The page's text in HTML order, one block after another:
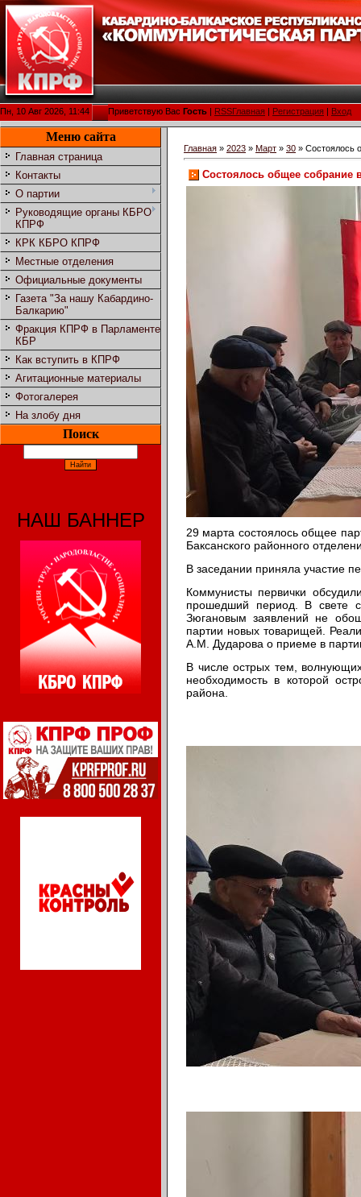
Пн, 10 Авг 2026, 11:44 Приветствую Вас Гость RSSГлавная Регистрация Вход
Меню сайта
Главная страница
Контакты
О партии
Руководящие органы КБРО
КПРФ
КРК КБРО КПРФ
Местные отделения
Официальные документы
Газета "За нашу Кабардино-
Балкарию"
Фракция КПРФ в Парламенте
КБР
Как вступить в КПРФ
Агитационные материалы
Фотогалерея
На злобу дня
Поиск
НАШ БАННЕР
Главная » 2023 » Март » 30 » Состоялось
Состоялось общее собрание
29 марта состоялось общее
Баксанского районного
В заседании приняла участие
Коммунисты первички
прошедший период. В свете
Зюгановым заявлений не
партии новых товарищей.
А.М. Дударова о приеме в
В числе острых тем,
необходимость в которой
района.